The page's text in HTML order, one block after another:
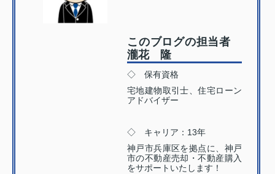
このブログの担当者
瀧花 隆
◇ 保有資格
宅地建物取引士、住宅ローン
アドバイザー
◇ キャリア：13年
神戸市兵庫区を拠点に、神戸
市の不動産売却・不動産購入
をサポートいたします！